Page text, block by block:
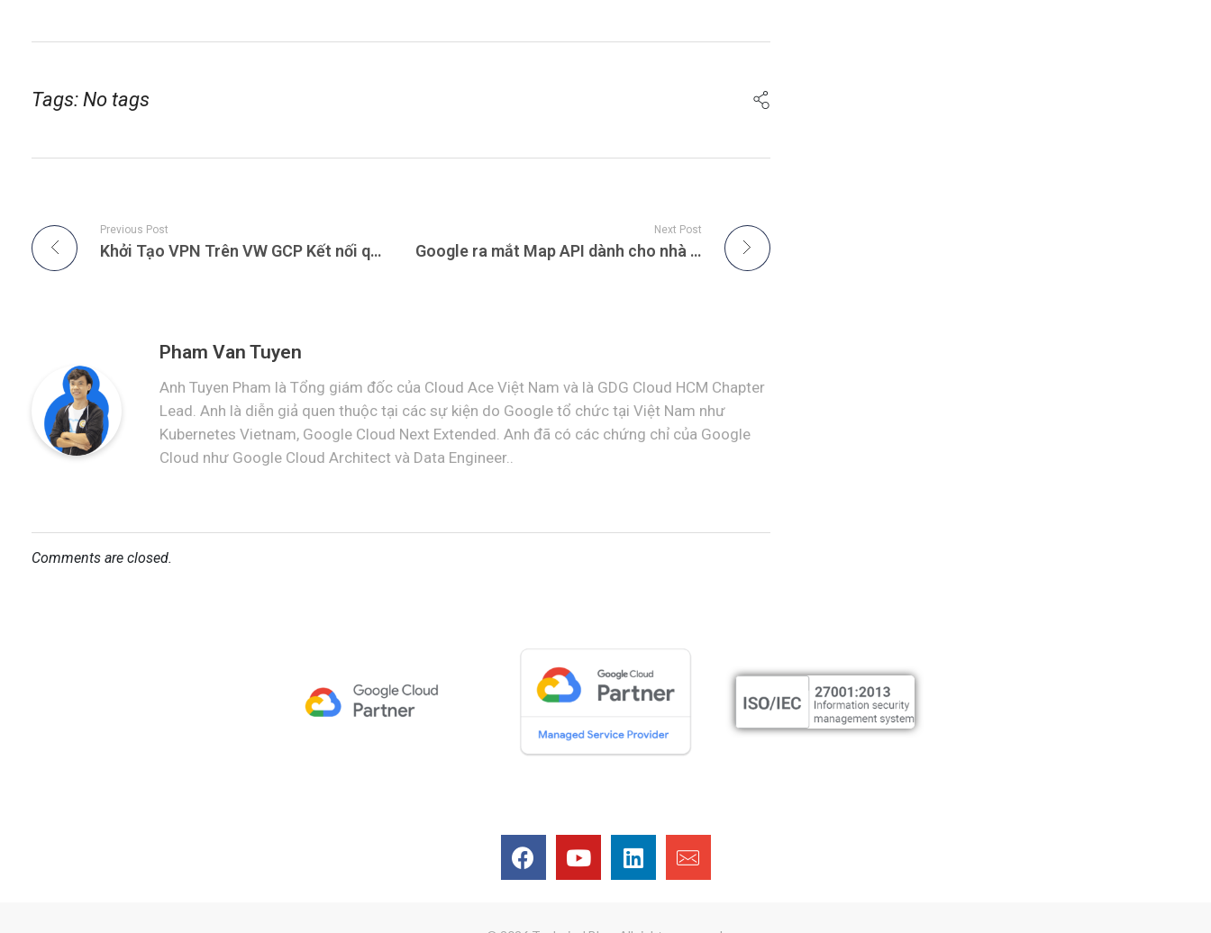
Tags: No tags
Previous Post
Khởi Tạo VPN Trên VW GCP Kết nối qua Linux local IOS Max
Next Post
Google ra mắt Map API dành cho nhà phát triển game, giúp việc phát triển game sử dụng công nghệ định vị trở nên dễ dàng hơn.
Pham Van Tuyen
Anh Tuyen Pham là Tổng giám đốc của Cloud Ace Việt Nam và là GDG Cloud HCM Chapter
Lead. Anh là diễn giả quen thuộc tại các sự kiện do Google tổ chức tại Việt Nam như
Kubernetes Vietnam, Google Cloud Next Extended. Anh đã có các chứng chỉ của Google
Cloud như Google Cloud Architect và Data Engineer..
Comments are closed.